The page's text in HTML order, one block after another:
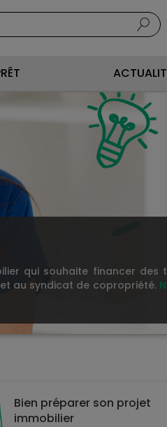
qui souhaite financer des
au syndicat de copropriété.
Bien préparer son projet
immobilier